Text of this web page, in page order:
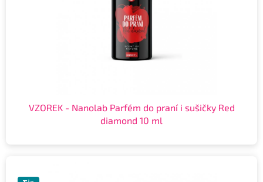
VZOREK - Nanolab Parfém do praní i sušičky Red
diamond 10 ml